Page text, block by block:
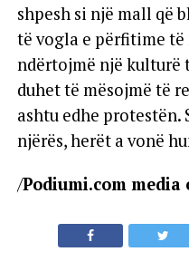
shpesh si një mall që
të vogla e përfitime të
ndërtojmë një kulturë
duhet të mësojmë të
ashtu edhe protestën.
njërës, herët a vonë
/Podiumi.com